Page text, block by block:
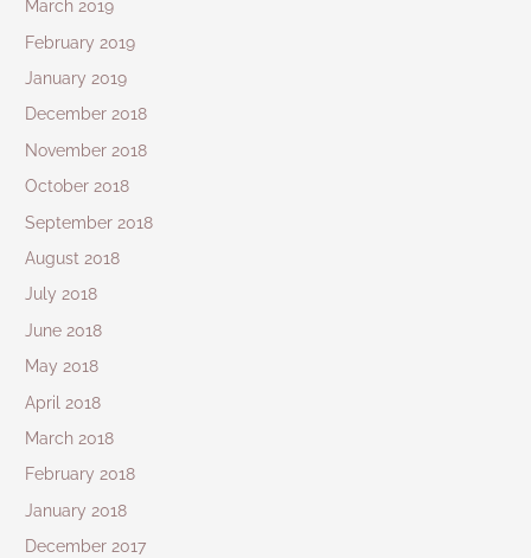
March 2019
February 2019
January 2019
December 2018
November 2018
October 2018
September 2018
August 2018
July 2018
June 2018
May 2018
April 2018
March 2018
February 2018
January 2018
December 2017